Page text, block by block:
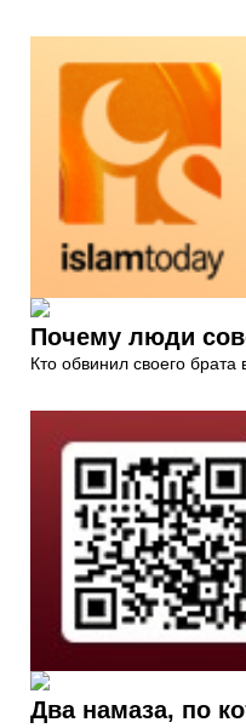
Почему люди
Кто обвинил своего
Два намаза, по